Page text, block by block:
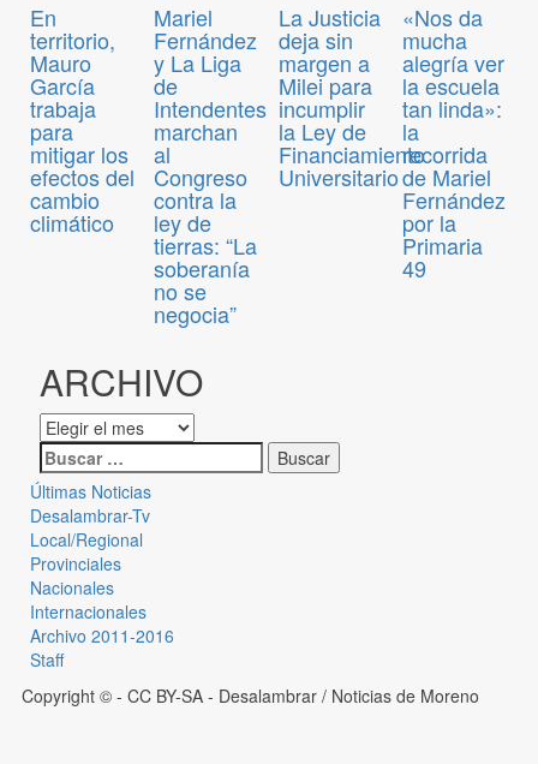
En
territorio,
Mauro
García
trabaja
para
mitigar los
efectos del
cambio
climático
Mariel
Fernández
y La Liga
de
Intendentes
marchan
al
Congreso
contra la
ley de
tierras: “La
soberanía
no se
negocia”
La Justicia
deja sin
margen a
Milei para
incumplir
la Ley de
Financiamiento
Universitario
«Nos da
mucha
alegría ver
la escuela
tan linda»:
la
recorrida
de Mariel
Fernández
por la
Primaria
49
ARCHIVO
Últimas Noticias
Desalambrar-Tv
Local/Regional
Provinciales
Nacionales
Internacionales
Archivo 2011-2016
Staff
Copyright © - CC BY-SA - Desalambrar / Noticias de Moreno